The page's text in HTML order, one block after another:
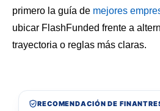
primero la guía de mejores
ubicar FlashFunded frente a
trayectoria o reglas más claras.
RECOMENDACIÓN DE